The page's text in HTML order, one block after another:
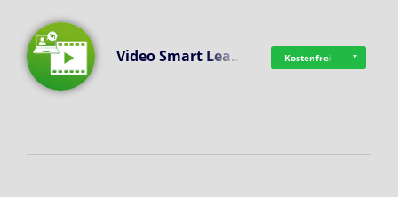
Video Smart Lea… Kostenfrei